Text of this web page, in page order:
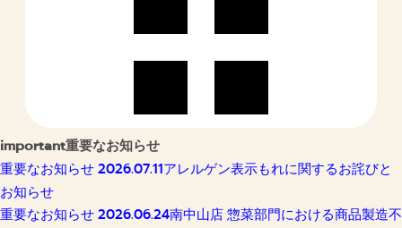
important重要なお知らせ
重要なお知らせ 2026.07.11アレルゲン表示もれに関するお詫びと
お知らせ
重要なお知らせ 2026.06.24南中山店 惣菜部門における商品製造不